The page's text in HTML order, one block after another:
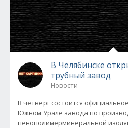
В Челябинске
трубный завод
Новости
В четверг состоится
Южном Урале завода по
пенополимерминеральной